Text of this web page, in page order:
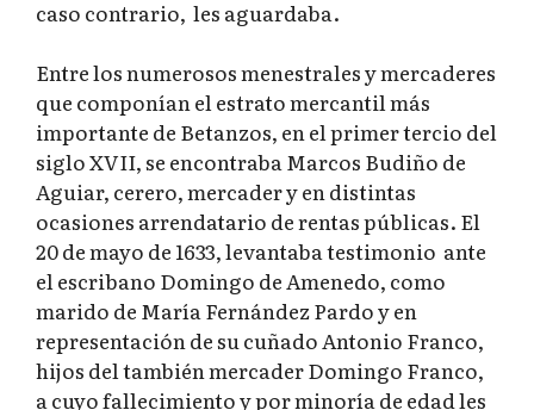
caso contrario, les aguardaba.
Entre los numerosos menestrales y mercaderes
que componían el estrato mercantil más
importante de Betanzos, en el primer tercio del
siglo XVII, se encontraba Marcos Budiño de
Aguiar, cerero, mercader y en distintas
ocasiones arrendatario de rentas públicas. El
20 de mayo de 1633, levantaba testimonio ante
el escribano Domingo de Amenedo, como
marido de María Fernández Pardo y en
representación de su cuñado Antonio Franco,
hijos del también mercader Domingo Franco,
a cuyo fallecimiento y por minoría de edad les